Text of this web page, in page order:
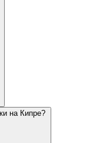
на Кипре?